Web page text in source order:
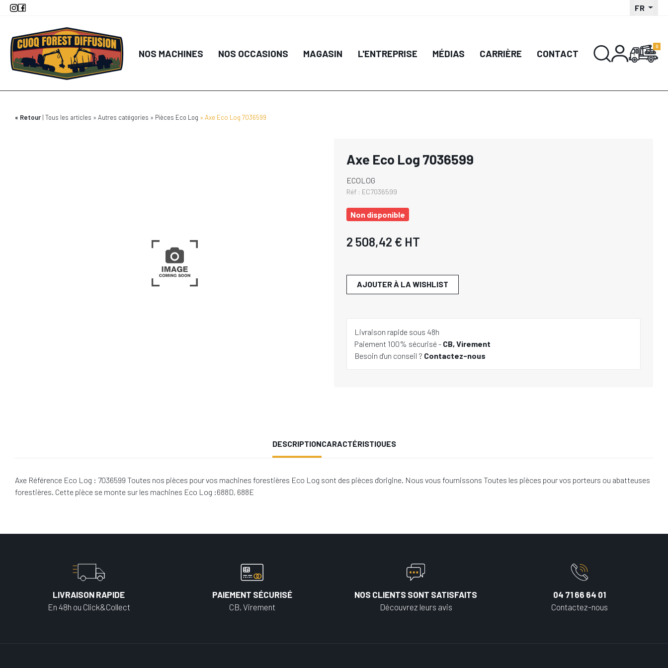
Aller
principal
FR
NOS MACHINES NOS OCCASIONS MAGASIN L'ENTREPRISE MÉDIAS CARRIÈRE CONTACT
Retour Tous les articles Autres catégories Pièces Eco Log Axe Eco Log 7036599
Axe Eco Log 7036599
ECOLOG
Réf : EC7036599
Non disponible
2 508,42 € HT
AJOUTER À LA WISHLIST
Livraison rapide sous 48h
Paiement 100% sécurisé - CB, Virement
Besoin d'un conseil ? Contactez-nous
DESCRIPTIONCARACTÉRISTIQUES
Axe Référence Eco Log : 7036599 Toutes nos pièces pour vos machines forestières Eco Log sont des pièces d'origine. Nous vous fournissons Toutes les pièces pour vos porteurs ou abatteuses
forestières. Cette pièce se monte sur les machines Eco Log :688D, 688E
LIVRAISON RAPIDE
En 48h ou Click&Collect
PAIEMENT SÉCURISÉ
CB, Virement
NOS CLIENTS SONT SATISFAITS
Découvrez leurs avis
04 71 66 64 01
Contactez-nous